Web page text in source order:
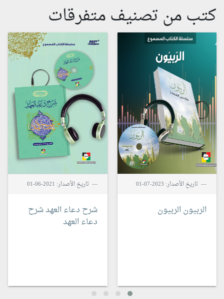
كتب من تصنيف متفرقات
تاريخ الأصدار: 2023-07-01
الربيونالربيون
تاريخ الأصدار: 2021-06-01
شرح دعاء العهدشرح
دعاء العهد